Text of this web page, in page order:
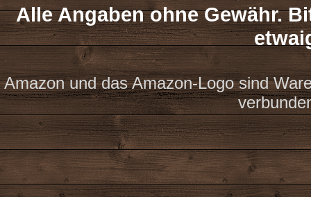
Alle Angaben ohne Gewähr.
Amazon und das Amazon-Logo sind